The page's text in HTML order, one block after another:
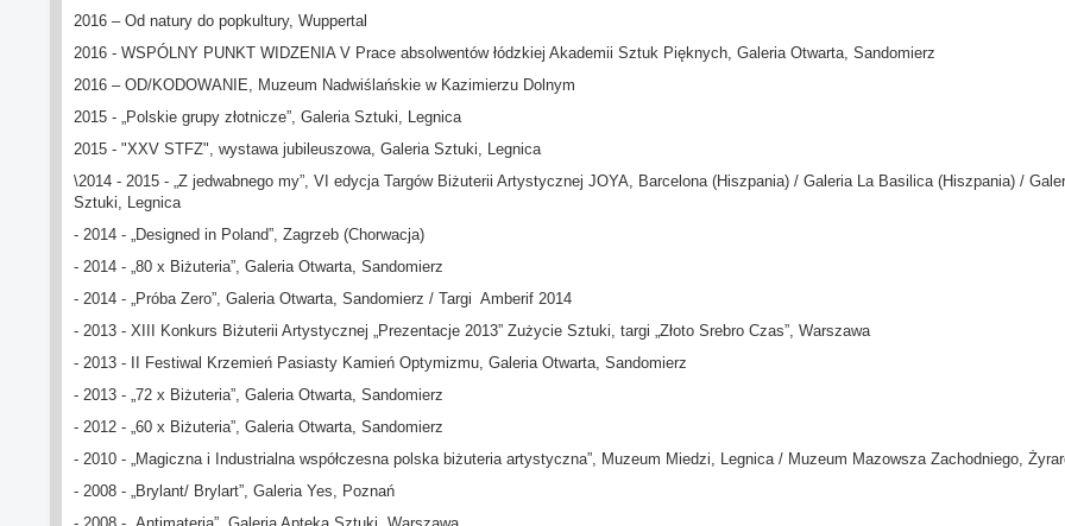
2016 – Od natury do popkultury, Wuppertal
2016 - WSPÓLNY PUNKT WIDZENIA V Prace absolwentów łódzkiej Akademii Sztuk Pięknych, Galeria Otwarta, Sandomierz
2016 – OD/KODOWANIE, Muzeum Nadwiślańskie w Kazimierzu Dolnym
2015 - „Polskie grupy złotnicze”, Galeria Sztuki, Legnica
2015 - "XXV STFZ", wystawa jubileuszowa, Galeria Sztuki, Legnica
\2014 - 2015 - „Z jedwabnego my”, VI edycja Targów Biżuterii Artystycznej JOYA, Barcelona (Hiszpania) / Galeria La Basilica (Hiszpania) /
Sztuki, Legnica
- 2014 - „Designed in Poland”, Zagrzeb (Chorwacja)
- 2014 - „80 x Biżuteria”, Galeria Otwarta, Sandomierz
- 2014 - „Próba Zero”, Galeria Otwarta, Sandomierz / Targi Amberif 2014
- 2013 - XIII Konkurs Biżuterii Artystycznej „Prezentacje 2013” Zużycie Sztuki, targi „Złoto Srebro Czas”, Warszawa
- 2013 - II Festiwal Krzemień Pasiasty Kamień Optymizmu, Galeria Otwarta, Sandomierz
- 2013 - „72 x Biżuteria”, Galeria Otwarta, Sandomierz
- 2012 - „60 x Biżuteria”, Galeria Otwarta, Sandomierz
- 2010 - „Magiczna i Industrialna współczesna polska biżuteria artystyczna”, Muzeum Miedzi, Legnica / Muzeum Mazowsza Zachodniego,
- 2008 - „Brylant/ Brylart”, Galeria Yes, Poznań